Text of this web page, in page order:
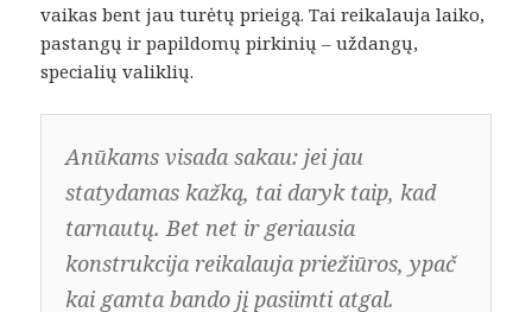
vaikas bent jau turėtų prieigą. Tai reikalauja laiko,
pastangų ir papildomų pirkinių – uždangų,
specialių valiklių.
Anūkams visada sakau: jei jau
statydamas kažką, tai daryk taip, kad
tarnautų. Bet net ir geriausia
konstrukcija reikalauja priežiūros, ypač
kai gamta bando jį pasiimti atgal.